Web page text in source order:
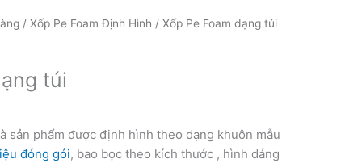
/ Xốp Pe Foam Định Hình / Xốp Pe Foam dạng túi
túi
sản phẩm được định hình theo dạng khuôn mẫu
đóng gói, bao bọc theo kích thước , hình dáng